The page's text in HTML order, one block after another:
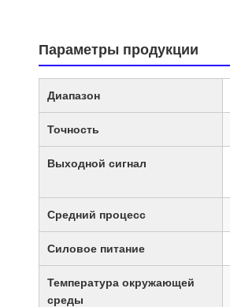
Параметры продукции
Диапазон
Точность
Выходной сигнал
Средний процесс
Силовое питание
Температура окружающей
среды